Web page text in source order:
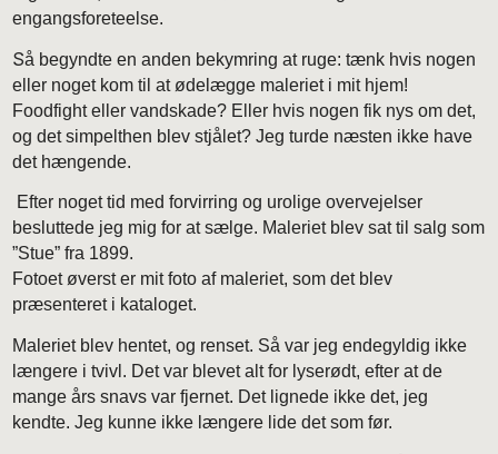
engangsforeteelse.
Så begyndte en anden bekymring at ruge: tænk hvis nogen
eller noget kom til at ødelægge maleriet i mit hjem!
Foodfight eller vandskade? Eller hvis nogen fik nys om det,
og det simpelthen blev stjålet? Jeg turde næsten ikke have
det hængende.
Efter noget tid med forvirring og urolige overvejelser
besluttede jeg mig for at sælge. Maleriet blev sat til salg som
”Stue” fra 1899.
Fotoet øverst er mit foto af maleriet, som det blev
præsenteret i kataloget.
Maleriet blev hentet, og renset. Så var jeg endegyldig ikke
længere i tvivl. Det var blevet alt for lyserødt, efter at de
mange års snavs var fjernet. Det lignede ikke det, jeg
kendte. Jeg kunne ikke længere lide det som før.